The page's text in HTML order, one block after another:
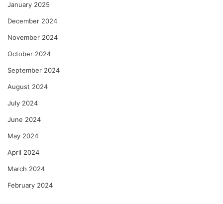
January 2025
December 2024
November 2024
October 2024
September 2024
August 2024
July 2024
June 2024
May 2024
April 2024
March 2024
February 2024